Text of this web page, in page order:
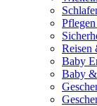
Reisen
Baby
Baby